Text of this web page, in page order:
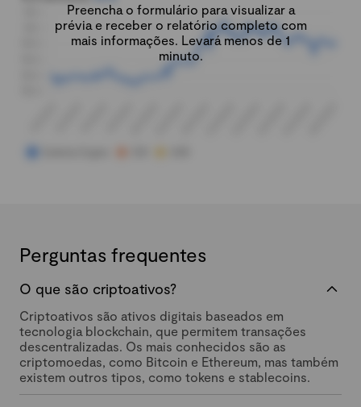
Preencha o formulário para visualizar a
prévia e receber o relatório completo com
mais informações. Levará menos de 1
minuto.
Perguntas frequentes
O que são criptoativos?
Criptoativos são ativos digitais baseados em
tecnologia blockchain, que permitem transações
descentralizadas. Os mais conhecidos são as
criptomoedas, como Bitcoin e Ethereum, mas também
existem outros tipos, como tokens e stablecoins.